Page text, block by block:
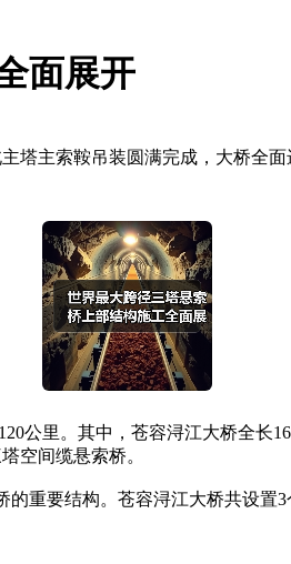
面展开
主索鞍吊装圆满完成，大桥全面
里。其中，苍容浔江大桥全长
空间缆悬索桥。
要结构。苍容浔江大桥共设置3